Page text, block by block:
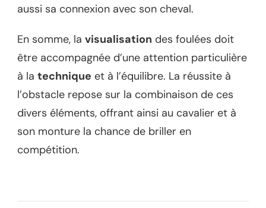
aussi sa connexion avec son cheval.
En somme, la visualisation des foulées doit
être accompagnée d’une attention particulière
à la technique et à l’équilibre. La réussite à
l’obstacle repose sur la combinaison de ces
divers éléments, offrant ainsi au cavalier et à
son monture la chance de briller en
compétition.